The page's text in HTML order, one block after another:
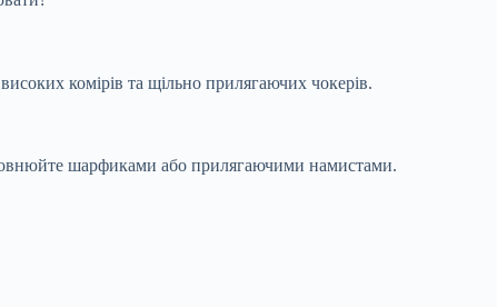
комірів та щільно прилягаючих чокерів.
шарфиками або прилягаючими намистами.